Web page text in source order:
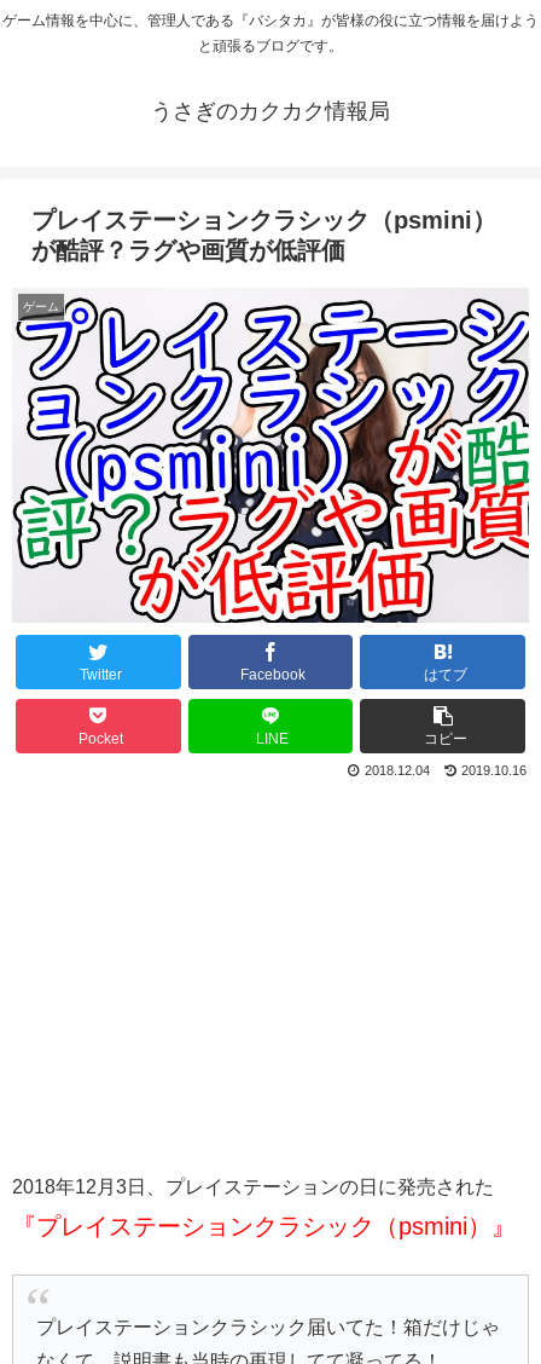
ゲーム情報を中心に、管理人である『バシタカ』が皆様の役に立つ情報を届けよう
と頑張るブログです。
うさぎのカクカク情報局
プレイステーションクラシック（psmini）
が酷評？ラグや画質が低評価
ゲーム
Twitter Facebook はてブ
Pocket LINE コピー
2019.10.16
2018.12.04
2018年12月3日、プレイステーションの日に発売された
『プレイステーションクラシック（psmini）』
プレイステーションクラシック届いてた！箱だけじゃ